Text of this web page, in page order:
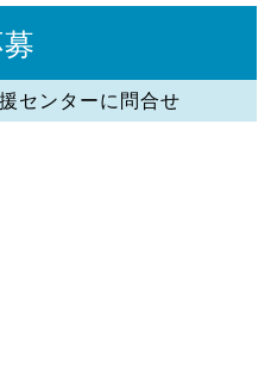
センターに問合せ